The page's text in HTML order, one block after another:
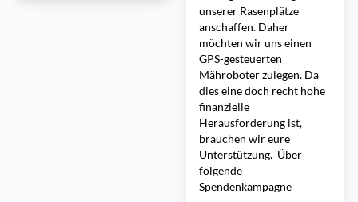
unserer Rasenplätze
anschaffen. Daher
möchten wir uns einen
GPS-gesteuerten
Mähroboter zulegen. Da
dies eine doch recht hohe
finanzielle
Herausforderung ist,
brauchen wir eure
Unterstützung. Über
folgende
Spendenkampagne